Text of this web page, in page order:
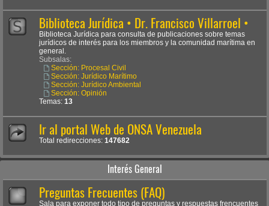
Biblioteca Jurídica • Dr. Francisco Villarroel •
Biblioteca Jurídica para consulta de publicaciones sobre temas
jurídicos de interés para los miembros y la comunidad marítima en
general.
Subsalas:
Sección: Procesal Civil
Sección: Jurídico Marítimo
Sección: Jurídico Ambiental
Sección: Opinión
Temas: 13
Ir al portal Web de ONSA Venezuela
Total redirecciones: 147682
Interés General
Preguntas Frecuentes (FAQ)
Sala para exponer todo tipo de preguntas y respuestas frencuentes